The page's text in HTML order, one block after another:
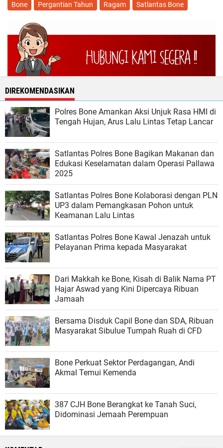
Bone Pergantian Tahun Ragam Satlantas Bone
DIREKOMENDASIKAN
Polres Bone Amankan Aksi Unjuk Rasa HMI di
Tengah Hujan, Arus Lalu Lintas Tetap Lancar
Satlantas Polres Bone Bagikan Makanan dan
Edukasi Keselamatan dalam Operasi Pallawa
2025
Satlantas Polres Bone Kolaborasi dengan PLN
UP3 dalam Pemangkasan Pohon untuk
Keamanan Lalu Lintas
Satlantas Polres Bone Kawal Jenazah untuk
Pelayanan Prima kepada Masyarakat
Dari Makkah ke Bone, Kisah di Balik Nama PT
Hajar Aswad yang Kini Dipercaya Ribuan
Jamaah
Bersama Disduk Capil Bone dan SDA, Ribuan
Masyarakat Sibulue Tumpah Ruah di CFD
Bone Perkuat Sektor Perdagangan, Andi
Akmal Temui Kemenda
387 CJH Bone Berangkat ke Tanah Suci,
Didominasi Jemaah Perempuan